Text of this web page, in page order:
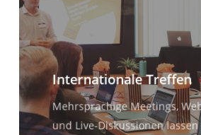
Internationale Treffen
Mehrsprachige Meetings,
und Live-Diskussionen